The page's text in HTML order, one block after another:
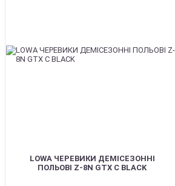
LOWA ЧЕРЕВИКИ ДЕМІСЕЗОННІ
ПОЛЬОВІ Z-8N GTX C BLACK